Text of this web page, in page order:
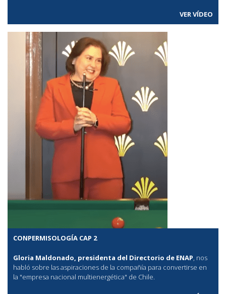
VER VÍDEO
CONPERMISOLOGÍA CAP 2
Gloria Maldonado, presidenta del Directorio de ENAP, nos
habló sobre las aspiraciones de la compañía para convertirse en
la "empresa nacional multienergética" de Chile.